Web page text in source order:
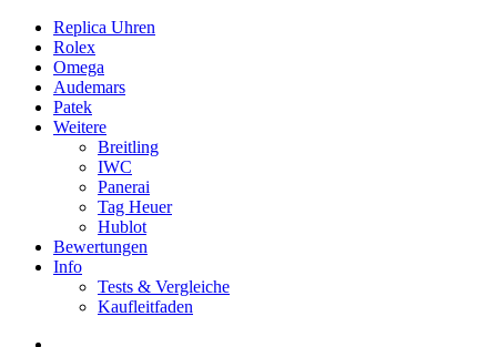
Replica Uhren
Rolex
Omega
Audemars
Patek
Weitere
Breitling
IWC
Panerai
Tag Heuer
Hublot
Bewertungen
Info
Tests & Vergleiche
Kaufleitfaden